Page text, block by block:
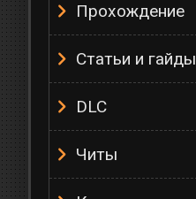
Прохождение
Статьи и гайды
DLC
Читы